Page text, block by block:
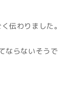
伝わりました。
ならないそうで